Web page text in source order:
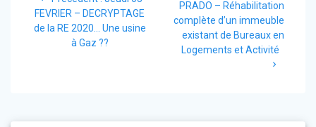
l’article
précédent
:
FEVRIER – DECRYPTAGE
de la RE 2020… Une usine
à Gaz ??
:
PRADO – Réhabilitation
complète d’un immeuble
existant de Bureaux en
Logements et Activité